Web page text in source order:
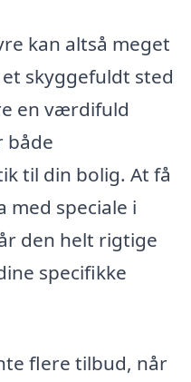
kan altså meget
skyggefuldt sted
en værdifuld
både
til din bolig. At få
speciale i
den helt rigtige
specifikke
flere tilbud, når